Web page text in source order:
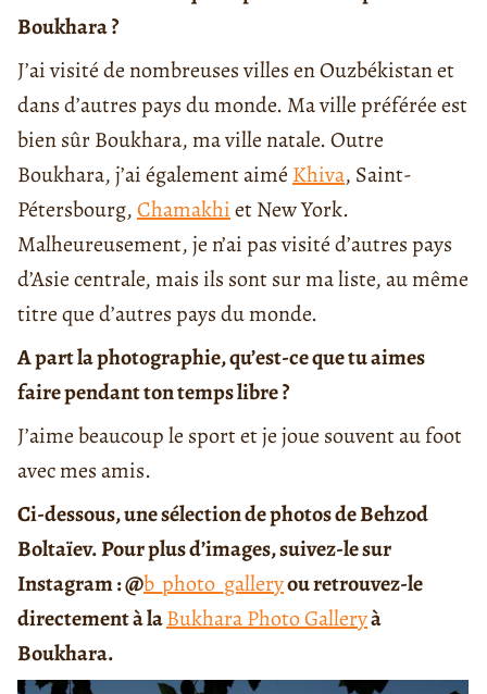
Boukhara ?
J’ai visité de nombreuses villes en Ouzbékistan et
dans d’autres pays du monde. Ma ville préférée est
bien sûr Boukhara, ma ville natale. Outre
Boukhara, j’ai également aimé Khiva, Saint-
Pétersbourg,Chamakhiet New York.
Malheureusement, je n’ai pas visité d’autres pays
d’Asie centrale, mais ils sont sur ma liste, au même
titre que d’autres pays du monde.
A part la photographie, qu’est-ce que tu aimes
faire pendant ton temps libre ?
J’aime beaucoup le sport et je joue souvent au foot
avec mes amis.
Ci-dessous, une sélection de photos de Behzod
Boltaïev. Pour plus d’images, suivez-le sur
Instagram : @b_photo_galleryou retrouvez-le
directement à laBukhara Photo Galleryà
Boukhara.